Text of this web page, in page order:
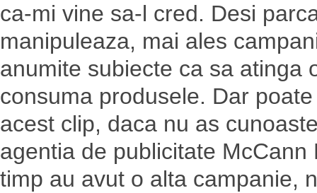
ca-mi vine sa-l cred. Desi
manipuleaza, mai ales
anumite subiecte ca sa atinga
consuma produsele. Dar
acest clip, daca nu as
agentia de publicitate
timp au avut o alta campanie,